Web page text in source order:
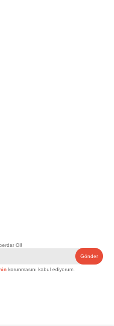
Ol!
Gönder
korunmasını kabul ediyorum.